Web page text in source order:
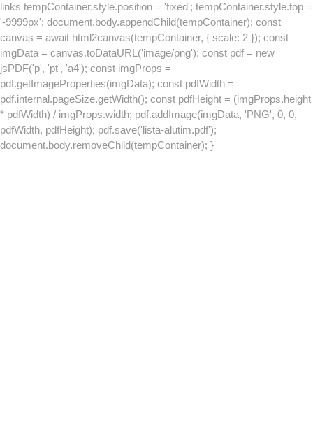
links tempContainer.style.position = 'fixed'; tempContainer.style.top =
'-9999px'; document.body.appendChild(tempContainer); const
canvas = await html2canvas(tempContainer, { scale: 2 }); const
imgData = canvas.toDataURL('image/png'); const pdf = new
jsPDF('p', 'pt', 'a4'); const imgProps =
pdf.getImageProperties(imgData); const pdfWidth =
pdf.internal.pageSize.getWidth(); const pdfHeight = (imgProps.height
* pdfWidth) / imgProps.width; pdf.addImage(imgData, 'PNG', 0, 0,
pdfWidth, pdfHeight); pdf.save('lista-alutim.pdf');
document.body.removeChild(tempContainer); }